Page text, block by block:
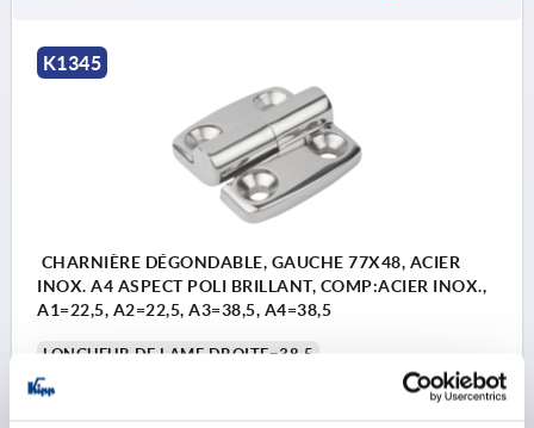
K1345
CHARNIÈRE DÉGONDABLE, GAUCHE 77X48, ACIER
INOX. A4 ASPECT POLI BRILLANT, COMP:ACIER INOX.,
A1=22,5, A2=22,5, A3=38,5, A4=38,5
LONGUEUR DE LAME DROITE=38,5
ENTRAXE DES ALÉSAGES DROITE=22,5